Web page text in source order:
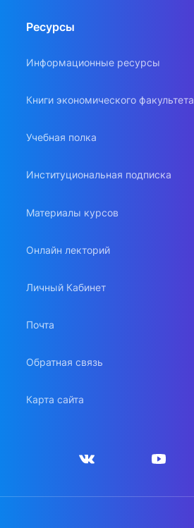
Ресурсы
Информационные ресурсы
Книги экономического факультета
Учебная полка
Институциональная подписка
Материалы курсов
Онлайн лекторий
Личный Кабинет
Почта
Обратная связь
Карта сайта